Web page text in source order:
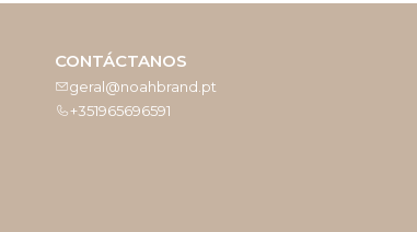
CONTÁCTANOS
geral@noahbrand.pt
+351965696591